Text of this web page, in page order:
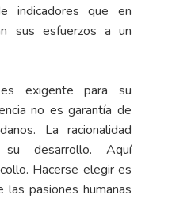
indicadores que en
sus esfuerzos a un
exigente para su
no es garantía de
La racionalidad
desarrollo. Aquí
Hacerse elegir es
pasiones humanas